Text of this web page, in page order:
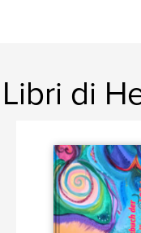
Libri di